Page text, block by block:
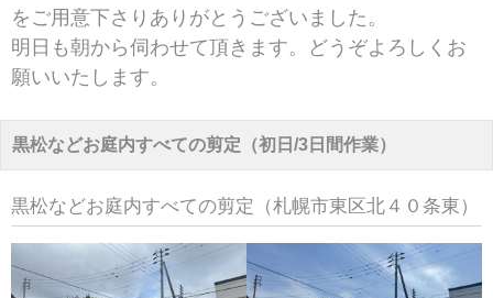
をご用意下さりありがとうございました。
明日も朝から伺わせて頂きます。どうぞよろしくお
願いいたします。
黒松などお庭内すべての剪定（初日/3日間作業）
黒松などお庭内すべての剪定（札幌市東区北４０条東）